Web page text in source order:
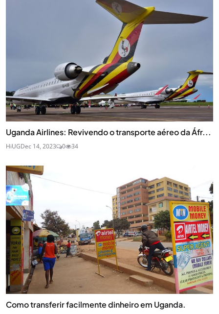
Uganda Airlines: Revivendo o transporte aéreo da Áfr...
HiUGDec 14, 2023 0 34
Como transferir facilmente dinheiro em Uganda.